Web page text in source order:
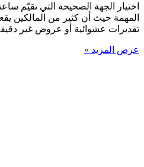
اختيار الجهة الصحيحة التي تقيّم
المهمة حيث أن كثير من المالكين
تقديرات عشوائية أو عروض غير
عرض المزيد »